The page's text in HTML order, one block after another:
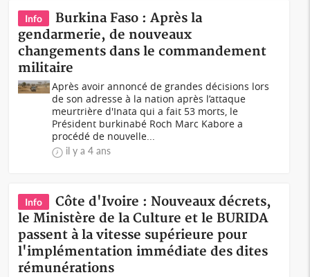
Info
Burkina Faso : Après la
gendarmerie, de nouveaux
changements dans le commandement
militaire
Après avoir annoncé de grandes décisions lors
de son adresse à la nation après l’attaque
meurtrière d'Inata qui a fait 53 morts, le
Président burkinabé Roch Marc Kabore a
procédé de nouvelle...
il y a 4 ans
Info
Côte d'Ivoire : Nouveaux décrets,
le Ministère de la Culture et le BURIDA
passent à la vitesse supérieure pour
l'implémentation immédiate des dites
rémunérations